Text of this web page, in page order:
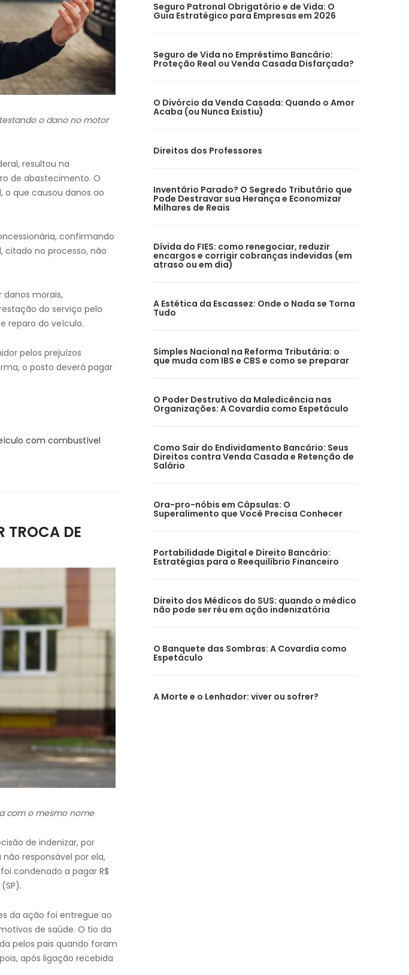
o dano no motor
resultou na
de abastecimento. O
que causou danos ao
confirmando
no processo, não
danos morais,
do serviço pelo
reparo do veículo.
pelos prejuízos
o posto deverá pagar
com combustível
TROCA DE
com o mesmo nome
de indenizar, por
responsável por ela,
condenado a pagar R$
da ação foi entregue ao
de saúde. O tio da
pelos pais quando foram
após ligação recebida
Seguro Patronal Obrigatório e de Vida: O
Guia Estratégico para Empresas em 2026
Seguro de Vida no Empréstimo Bancário:
Proteção Real ou Venda Casada Disfarçada?
O Divórcio da Venda Casada: Quando o Amor
Acaba (ou Nunca Existiu)
Direitos dos Professores
Inventário Parado? O Segredo Tributário que
Pode Destravar sua Herança e Economizar
Milhares de Reais
Dívida do FIES: como renegociar, reduzir
encargos e corrigir cobranças indevidas (em
atraso ou em dia)
A Estética da Escassez: Onde o Nada se Torna
Tudo
Simples Nacional na Reforma Tributária: o
que muda com IBS e CBS e como se preparar
O Poder Destrutivo da Maledicência nas
Organizações: A Covardia como Espetáculo
Como Sair do Endividamento Bancário: Seus
Direitos contra Venda Casada e Retenção de
Salário
Ora-pro-nóbis em Cápsulas: O
Superalimento que Você Precisa Conhecer
Portabilidade Digital e Direito Bancário:
Estratégias para o Reequilíbrio Financeiro
Direito dos Médicos do SUS: quando o médico
não pode ser réu em ação indenizatória
O Banquete das Sombras: A Covardia como
Espetáculo
A Morte e o Lenhador: viver ou sofrer?